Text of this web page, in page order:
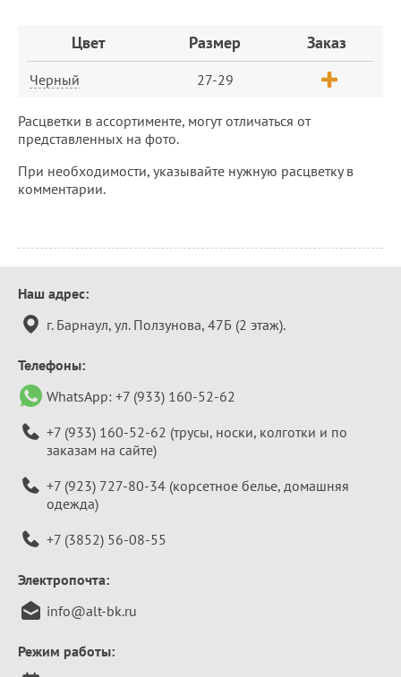
ЗаказЦвет Размер Заказ
Черный 27-29
Расцветки в ассортименте, могут отличаться от
представленных на фото.
При необходимости, указывайте нужную расцветку в
комментарии.
Контактная
информация
Наш адрес:
г. Барнаул, ул. Ползунова, 47Б (2 этаж).
Телефоны:
WhatsApp: +7 (933) 160-52-62
+7 (933) 160-52-62 (трусы, носки, колготки и по
заказам на сайте)
+7 (923) 727-80-34 (корсетное белье, домашняя
одежда)
+7 (3852) 56-08-55
Электропочта:
info@alt-bk.ru
Режим работы: